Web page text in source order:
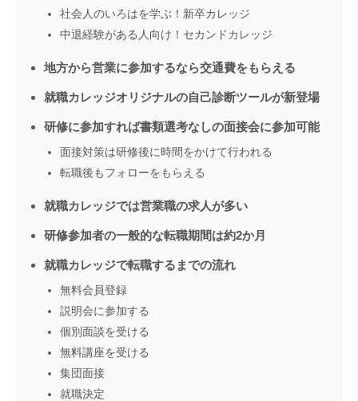
社会人のいろはを学ぶ！新卒カレッジ
中退経験がある人向け！セカンドカレッジ
地方から営業に参加するなら交通費をもらえる
就職カレッジオリジナルの自己診断ツールが新登場
研修に参加すれば書類選考なしの面接会に参加可能
面接対策は研修後に時間をかけて行われる
転職後もフォローをもらえる
就職カレッジでは営業職の求人が多い
研修参加者の一般的な転職期間は約2か月
就職カレッジで転職するまでの流れ
無料会員登録
説明会に参加する
個別面談を受ける
無料講座を受ける
集団面接
就職決定